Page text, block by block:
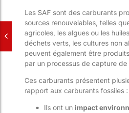
Les SAF sont des carburants
sources renouvelables, telles
agricoles, les algues ou les
déchets verts, les cultures non
peuvent également être
par un processus de capture de
Ces carburants présentent
rapport aux carburants fossiles :
Ils ont un impact